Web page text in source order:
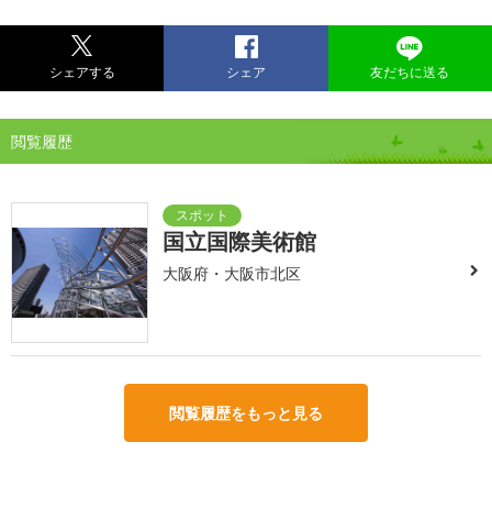
シェアする シェア 友だちに送る
閲覧履歴
国立国際美術館
大阪府・大阪市北区
閲覧履歴をもっと見る